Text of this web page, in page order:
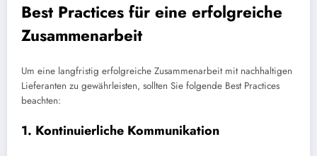
Best Practices für eine erfolgreiche
Zusammenarbeit
Um eine langfristig erfolgreiche Zusammenarbeit mit nachhaltigen
Lieferanten zu gewährleisten, sollten Sie folgende Best Practices
beachten:
1. Kontinuierliche Kommunikation